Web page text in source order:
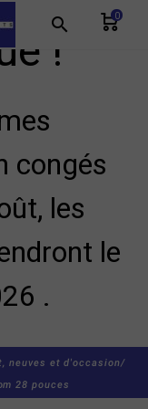
search 0
!
congés
les
le
.
neuves et d'occasion/
28 pouces